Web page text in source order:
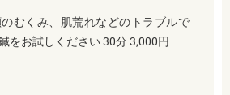
のむくみ、肌荒れなどのトラブルで
をお試しください 30分 3,000円